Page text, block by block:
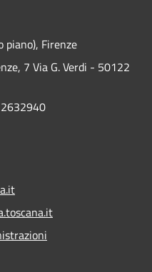
piano), Firenze
7 Via G. Verdi - 50122